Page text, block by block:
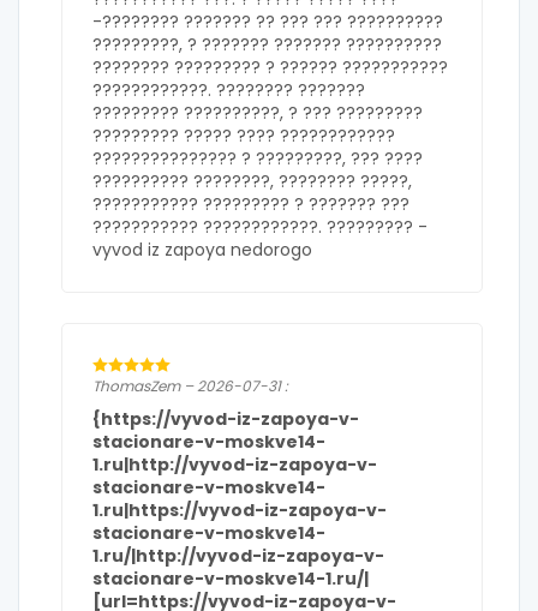
-???????? ??????? ?? ??? ??? ??????????
?????????, ? ??????? ??????? ??????????
???????? ????????? ? ?????? ???????????
????????????. ???????? ???????
????????? ??????????, ? ??? ?????????
????????? ????? ???? ????????????
??????????????? ? ?????????, ??? ????
?????????? ????????, ???????? ?????,
??????????? ????????? ? ??????? ???
??????????? ????????????. ????????? -
vyvod iz zapoya nedorogo
ThomasZem – 2026-07-31 :
{https://vyvod-iz-zapoya-v-
stacionare-v-moskve14-
1.ru|http://vyvod-iz-zapoya-v-
stacionare-v-moskve14-
1.ru|https://vyvod-iz-zapoya-v-
stacionare-v-moskve14-
1.ru/|http://vyvod-iz-zapoya-v-
stacionare-v-moskve14-1.ru/|
[url=https://vyvod-iz-zapoya-v-